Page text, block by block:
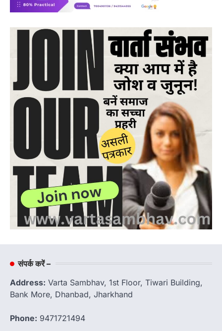
संपर्क करें –
Address: Varta Sambhav, 1st Floor, Tiwari Building,
Bank More, Dhanbad, Jharkhand
Phone: 9471721494